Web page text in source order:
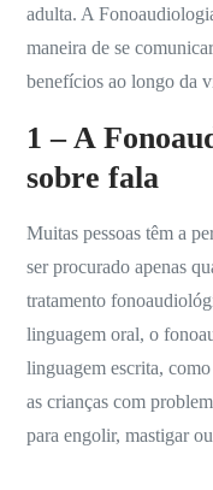
adulta. A
maneira de se
benefícios ao longo da
1 – A
sobre fala
Muitas pessoas têm a
ser procurado apenas
tratamento
linguagem oral, o
linguagem escrita,
as crianças com
para engolir, mastigar